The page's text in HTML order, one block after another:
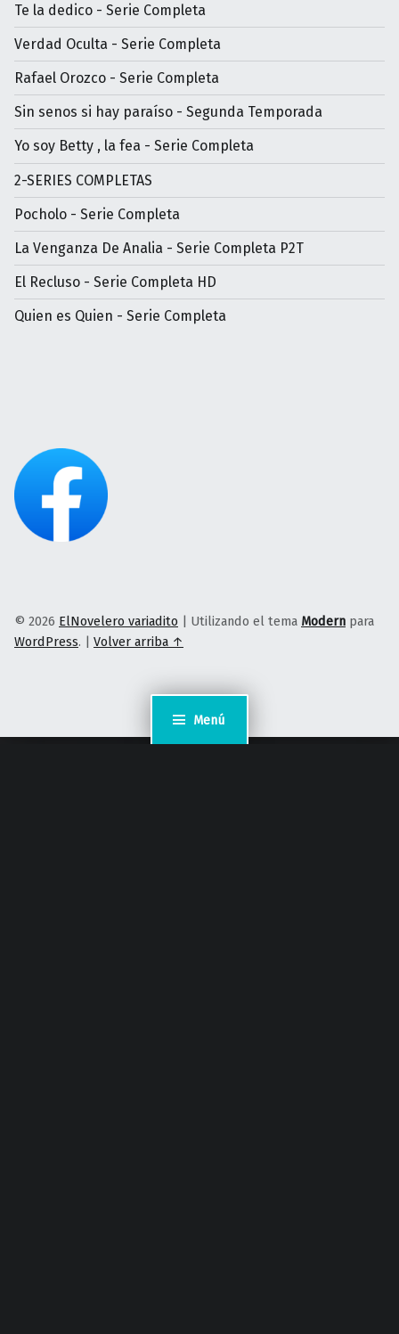
Menú
Te la dedico - Serie Completa
Verdad Oculta - Serie Completa
Rafael Orozco - Serie Completa
Sin senos si hay paraíso - Segunda Temporada
Yo soy Betty , la fea - Serie Completa
2-SERIES COMPLETAS
Pocholo - Serie Completa
La Venganza De Analia - Serie Completa P2T
El Recluso - Serie Completa HD
Quien es Quien - Serie Completa
© 2026 ElNovelero variadito | Utilizando el tema Modern para
WordPress. | Volver arriba ↑